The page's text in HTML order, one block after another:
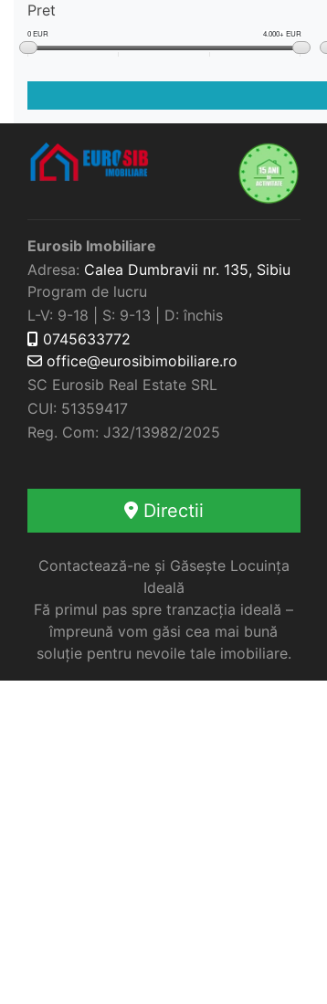
Pret
0 EUR 4.000+ EUR
Eurosib Imobiliare
Adresa: Calea Dumbravii nr. 135, Sibiu
Program de lucru
L-V: 9-18 | S: 9-13 | D: închis
0745633772
office@eurosibimobiliare.ro
SC Eurosib Real Estate SRL
CUI: 51359417
Reg. Com: J32/13982/2025
Directii
Contactează-ne și Găsește Locuința
Ideală
Fă primul pas spre tranzacția ideală –
împreună vom găsi cea mai bună
soluție pentru nevoile tale imobiliare.